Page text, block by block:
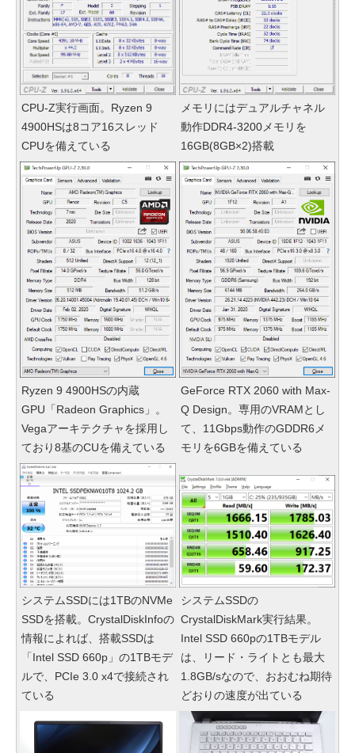
CPU-Z実行画面。Ryzen 9
4900HSは8コア16スレッド
CPUを備えている
メモリにはデュアルチャネル
動作DDR4-3200メモリを
16GB(8GB×2)搭載
Ryzen 9 4900HSの内蔵
GPU「Radeon Graphics」。
Vegaアーキテクチャを採用し
ており8基のCUを備えている
GeForce RTX 2060 with Max-
Q Design。専用のVRAMとし
て、11Gbps動作のGDDR6メ
モリを6GBを備えている
システムSSDには1TBのNVMe
SSDを搭載。CrystalDiskInfoの
情報によれば、搭載SSDは
「Intel SSD 660p」の1TBモデ
ルで、PCIe 3.0 x4で接続され
ている
システムSSDの
CrystalDiskMark実行結果。
Intel SSD 660pの1TBモデル
は、リード・ライトとも最大
1.8GB/sなので、おおむね期待
どおりの速度が出ている